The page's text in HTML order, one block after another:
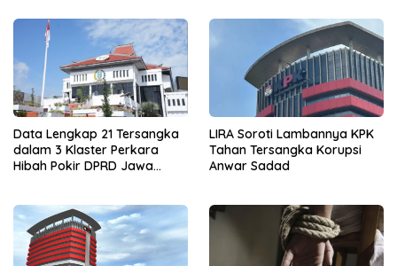
Data Lengkap 21 Tersangka
dalam 3 Klaster Perkara
Hibah Pokir DPRD Jawa
LIRA Soroti Lambannya KPK
Tahan Tersangka Korupsi
Anwar Sadad